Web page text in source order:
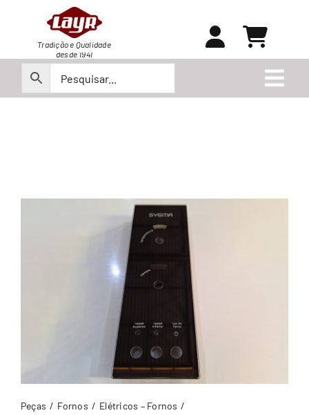
conteúdo
Tradição e Qualidade
desde 1941
Peças Fornos
Elétricos – Fornos